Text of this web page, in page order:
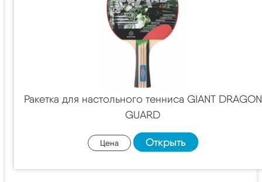
Ракетка для настольного тенниса GIANT DRAGON
GUARD
Цена Открыть